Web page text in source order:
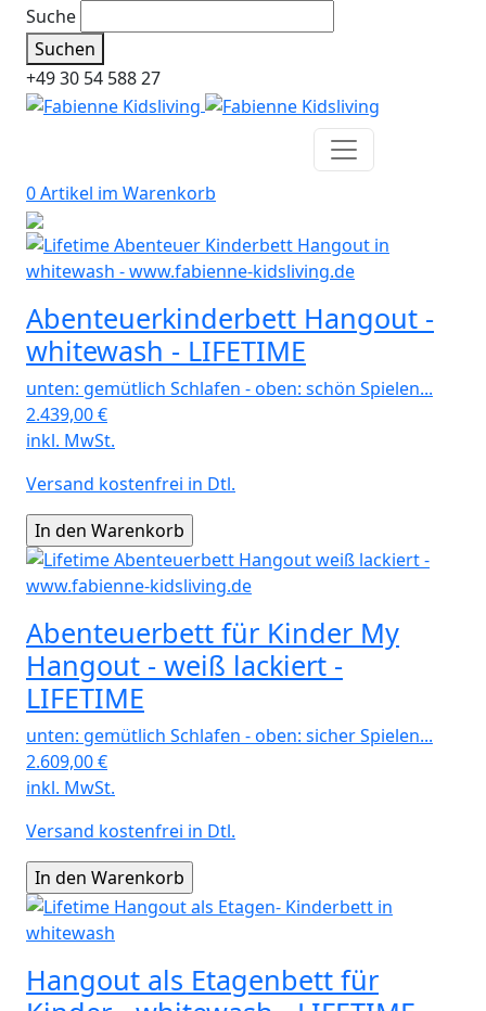
Suche
Suchen
+49 30 54 588 27
0 Artikel im Warenkorb
Abenteuerkinderbett Hangout -
whitewash - LIFETIME
unten: gemütlich Schlafen - oben: schön Spielen...
2.439,00€
inkl. MwSt.
Versand kostenfrei in Dtl.
Abenteuerbett für Kinder My
Hangout - weiß lackiert -
LIFETIME
unten: gemütlich Schlafen - oben: sicher Spielen...
2.609,00€
inkl. MwSt.
Versand kostenfrei in Dtl.
Hangout als Etagenbett für